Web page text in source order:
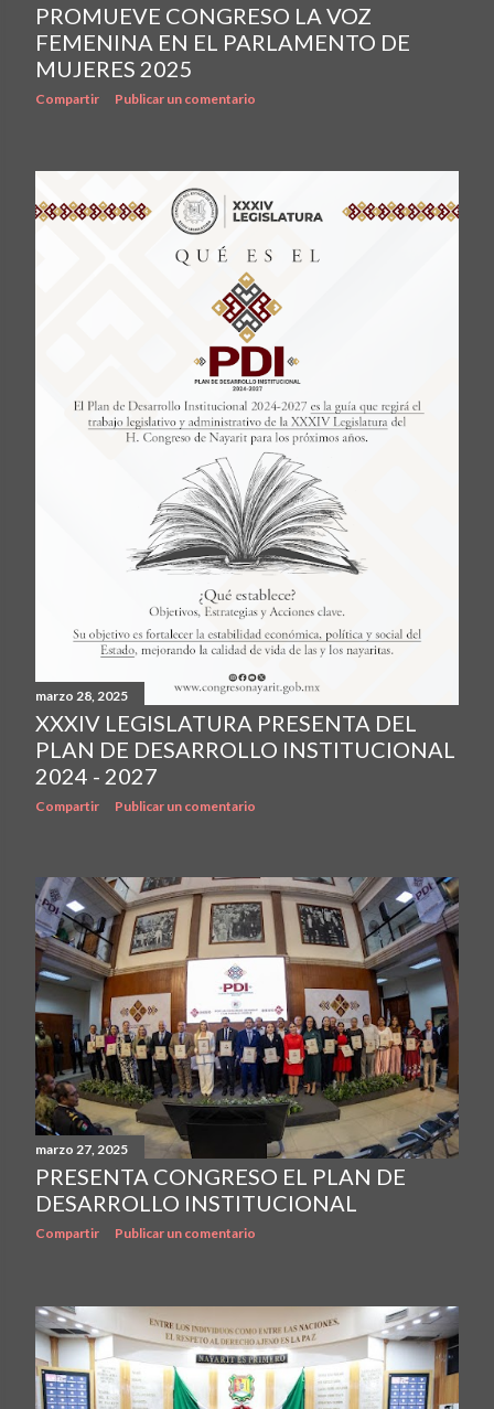
PROMUEVE CONGRESO LA VOZ
FEMENINA EN EL PARLAMENTO DE
MUJERES 2025
Compartir Publicar un comentario
marzo 28, 2025
XXXIV LEGISLATURA PRESENTA DEL
PLAN DE DESARROLLO INSTITUCIONAL
2024 - 2027
Compartir Publicar un comentario
marzo 27, 2025
PRESENTA CONGRESO EL PLAN DE
DESARROLLO INSTITUCIONAL
Compartir Publicar un comentario